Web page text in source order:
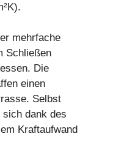
mehrfache
Schließen
Die
einen
Selbst
dank des
Kraftaufwand